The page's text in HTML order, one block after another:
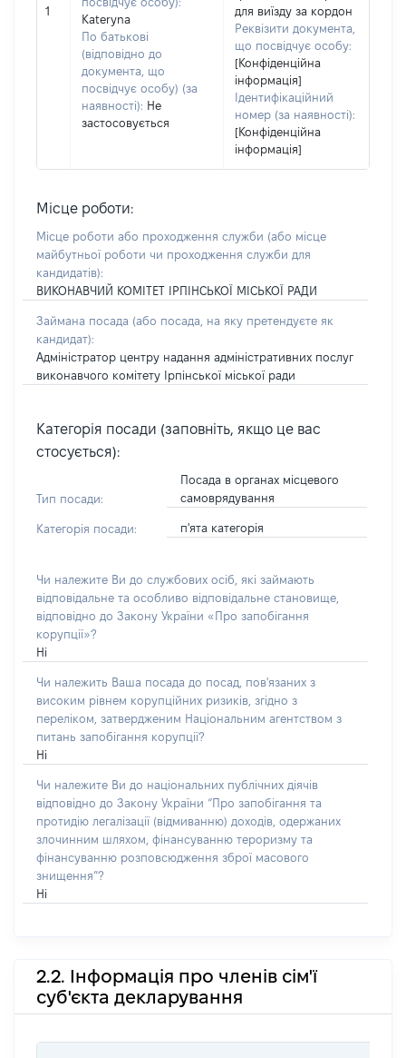
1
Kateryna
По батькові
(відповідно до
документа, що
посвідчує особу) (за
наявності): Не
застосовується
для виїзду за кордон
Реквізити документа,
що посвідчує особу:
[Конфіденційна
інформація]
Ідентифікаційний
номер (за наявності):
[Конфіденційна
інформація]
Місце роботи:
Місце роботи або проходження служби (або місце
майбутньої роботи чи проходження служби для
кандидатів):
ВИКОНАВЧИЙ КОМІТЕТ ІРПІНСЬКОЇ МІСЬКОЇ РАДИ
Займана посада (або посада, на яку претендуєте як
кандидат):
Адміністратор центру надання адміністративних послуг
виконавчого комітету Ірпінської міської ради
Категорія посади (заповніть, якщо це вас
стосується):
Тип посади:
Посада в органах місцевого
самоврядування
Категорія посади: п'ята категорія
Чи належите Ви до службових осіб, які займають
відповідальне та особливо відповідальне становище,
відповідно до Закону України «Про запобігання
корупції»?
Ні
Чи належить Ваша посада до посад, пов'язаних з
високим рівнем корупційних ризиків, згідно з
переліком, затвердженим Національним агентством з
питань запобігання корупції?
Ні
Чи належите Ви до національних публічних діячів
відповідно до Закону України “Про запобігання та
протидію легалізації (відмиванню) доходів, одержаних
злочинним шляхом, фінансуванню тероризму та
фінансуванню розповсюдження зброї масового
знищення”?
Ні
2.2. Інформація про членів сім'ї
суб'єкта декларування